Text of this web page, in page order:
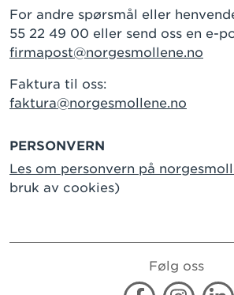
For andre spørsmål eller
55 22 49 00 eller send oss en e-
firmapost@norgesmollene.no
Faktura til oss:
faktura@norgesmollene.no
PERSONVERN
Les om personvern på
bruk av cookies)
Følg oss